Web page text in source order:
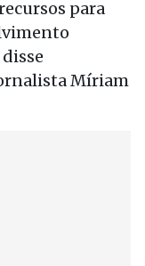
para
Míriam